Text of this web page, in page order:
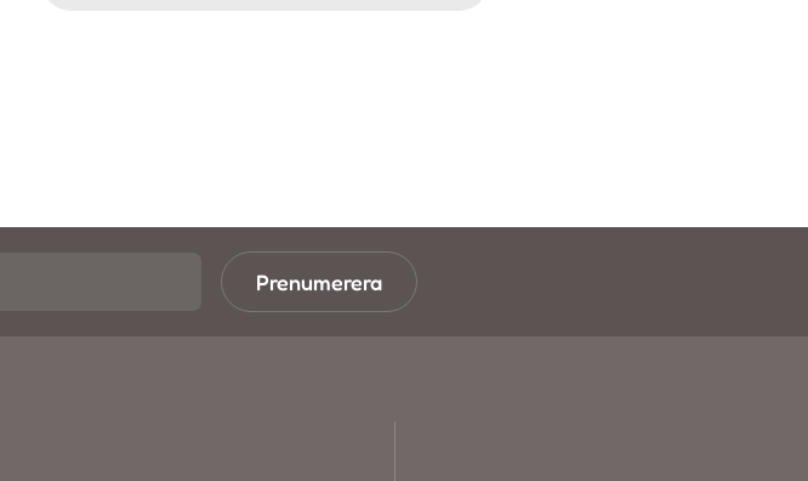
Prenumerera